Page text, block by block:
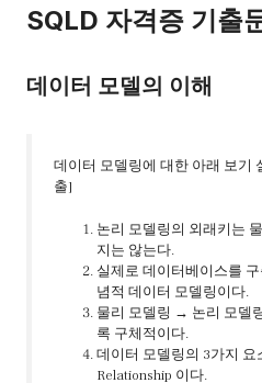
SQLD 자격증 기출
데이터 모델의 이해
데이터 모델링에 대한 아래 보기
출]
논리 모델링의 외래키는
지는 않는다.
실제로 데이터베이스를
념적 데이터 모델링이다.
물리 모델링 → 논리 모델
록 구체적이다.
데이터 모델링의 3가지 요
Relationship 이다.